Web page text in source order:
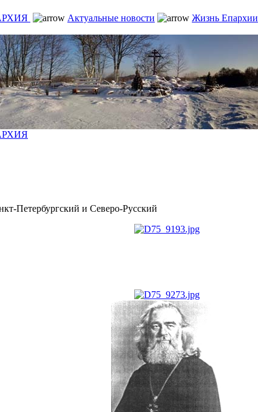
Актуальные новости Жизнь Епархии
Петербургский и Северо-Русский